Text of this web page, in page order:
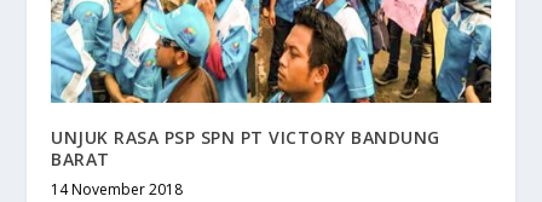
UNJUK RASA PSP SPN PT VICTORY BANDUNG
BARAT
14 November 2018